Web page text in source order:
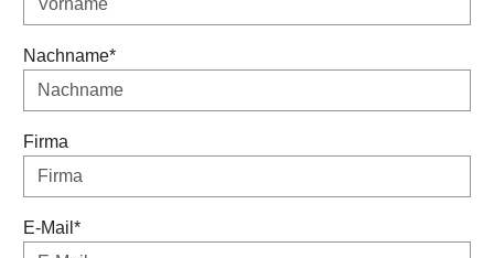
Nachname*
Firma
E-Mail*